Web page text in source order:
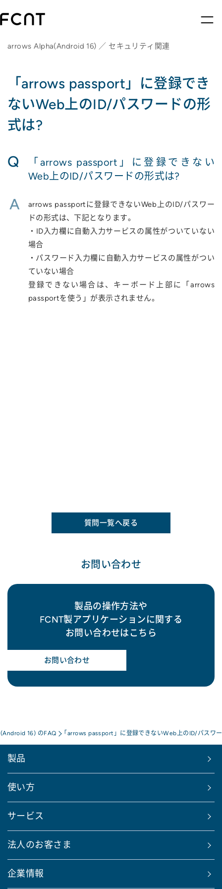
arrows Alpha(Android 16) ／ セキュリティ関連
「arrows passport」に登録でき
ないWeb上のID/パスワードの形
式は?
Q
「arrows passport」に登録できない
Web上のID/パスワードの形式は?
A
arrows passportに登録できないWeb上のID/パスワー
ドの形式は、下記となります。
・ID入力欄に自動入力サービスの属性がついていない
場合
・パスワード入力欄に自動入力サービスの属性がつい
ていない場合
登録できない場合は、キーボード上部に「arrows
passportを使う」が表示されません。
質問一覧へ戻る
お問い合わせ
製品の操作方法や
FCNT製アプリケーションに関する
お問い合わせはこちら
お問い合わせ
16) のFAQ 「arrows passport」に登録できないWeb上のID/パスワ
製品
使い方
サービス
法人のお客さま
企業情報